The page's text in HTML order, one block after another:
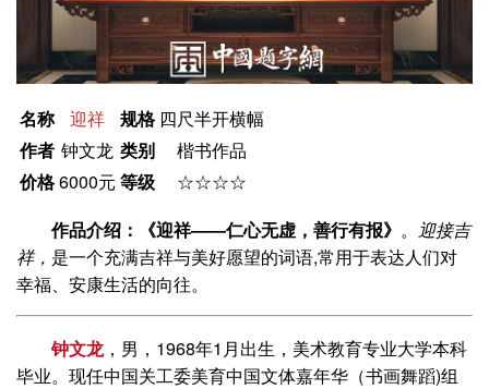
名称 迎祥 规格 四尺半开横幅
作者 钟文龙 类别
楷书作品
价格6000元 等级
☆☆☆☆
作品介绍：《迎祥——仁心无虚，善行有报》 。 迎接吉
祥， 是一个充满吉祥与美好愿望的词语,常用于表达人们对
幸福、安康生活的向往。
钟文龙，男，1968年1月出生，美术教育专业大学本科
毕业。现任中国关工委美育中国文体嘉年华（书画舞蹈)组